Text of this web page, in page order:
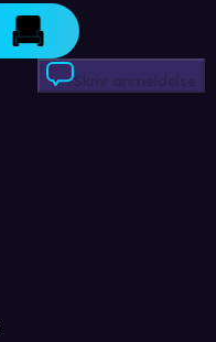
Skriv anmeldelse